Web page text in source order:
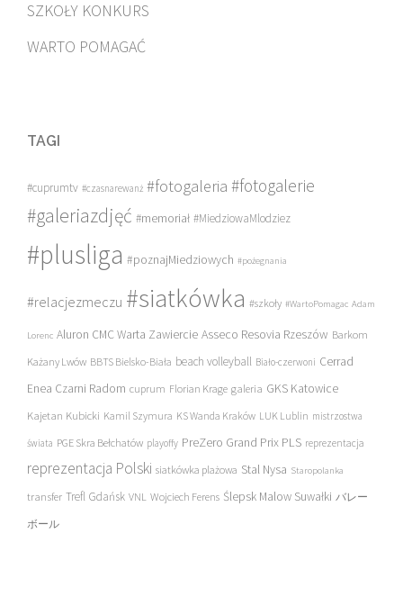
SZKOŁY KONKURS
WARTO POMAGAĆ
TAGI
#cuprumtv #czasnarewanż #fotogaleria #fotogalerie
#galeriazdjęć #memoriał #MiedziowaMlodziez
#plusliga #poznajMiedziowych #pożegnania
#relacjezmeczu #siatkówka #szkoły #WartoPomagac Adam
Lorenc Aluron CMC Warta Zawiercie Asseco Resovia Rzeszów Barkom
Każany Lwów BBTS Bielsko-Biała beach volleyball Biało-czerwoni Cerrad
Enea Czarni Radom cuprum Florian Krage galeria GKS Katowice
Kajetan Kubicki Kamil Szymura KS Wanda Kraków LUK Lublin mistrzostwa
świata PGE Skra Bełchatów playoffy PreZero Grand Prix PLS reprezentacja
reprezentacja Polski siatkówka plażowa Stal Nysa Staropolanka
transfer Trefl Gdańsk VNL Wojciech Ferens Ślepsk Malow Suwałki バレー
ボール